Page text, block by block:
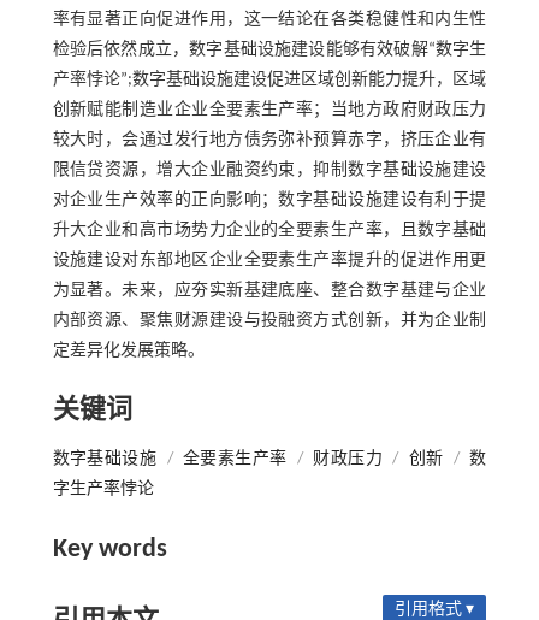
率有显著正向促进作用，这一结论在各类稳健性和内生性
检验后依然成立，数字基础设施建设能够有效破解“数字生
产率悖论”;数字基础设施建设促进区域创新能力提升，区域
创新赋能制造业企业全要素生产率；当地方政府财政压力
较大时，会通过发行地方债务弥补预算赤字，挤压企业有
限信贷资源，增大企业融资约束，抑制数字基础设施建设
对企业生产效率的正向影响；数字基础设施建设有利于提
升大企业和高市场势力企业的全要素生产率，且数字基础
设施建设对东部地区企业全要素生产率提升的促进作用更
为显著。未来，应夯实新基建底座、整合数字基建与企业
内部资源、聚焦财源建设与投融资方式创新，并为企业制
定差异化发展策略。
关键词
数字基础设施 / 全要素生产率 / 财政压力 / 创新 / 数
字生产率悖论
Key words
引用格式 ▾